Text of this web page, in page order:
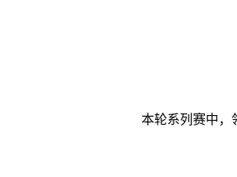
本轮系列赛中，